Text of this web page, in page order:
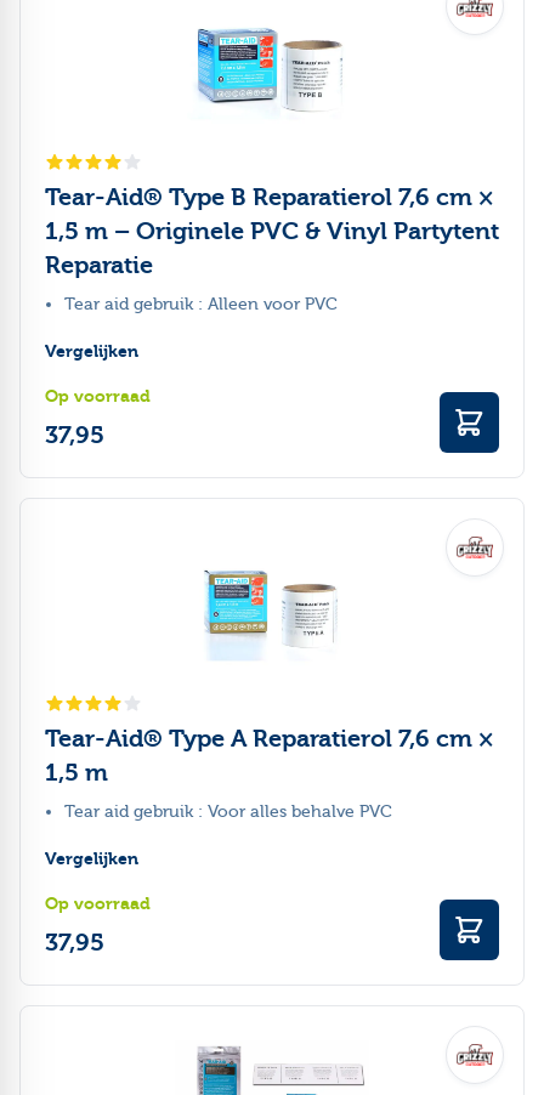
Tear-Aid® Type B Reparatierol 7,6 cm ×
1,5 m – Originele PVC & Vinyl Partytent
Reparatie
Tear aid gebruik : Alleen voor PVC
Vergelijken
Op voorraad
37,95
Tear-Aid® Type A Reparatierol 7,6 cm ×
1,5 m
Tear aid gebruik : Voor alles behalve PVC
Vergelijken
Op voorraad
37,95